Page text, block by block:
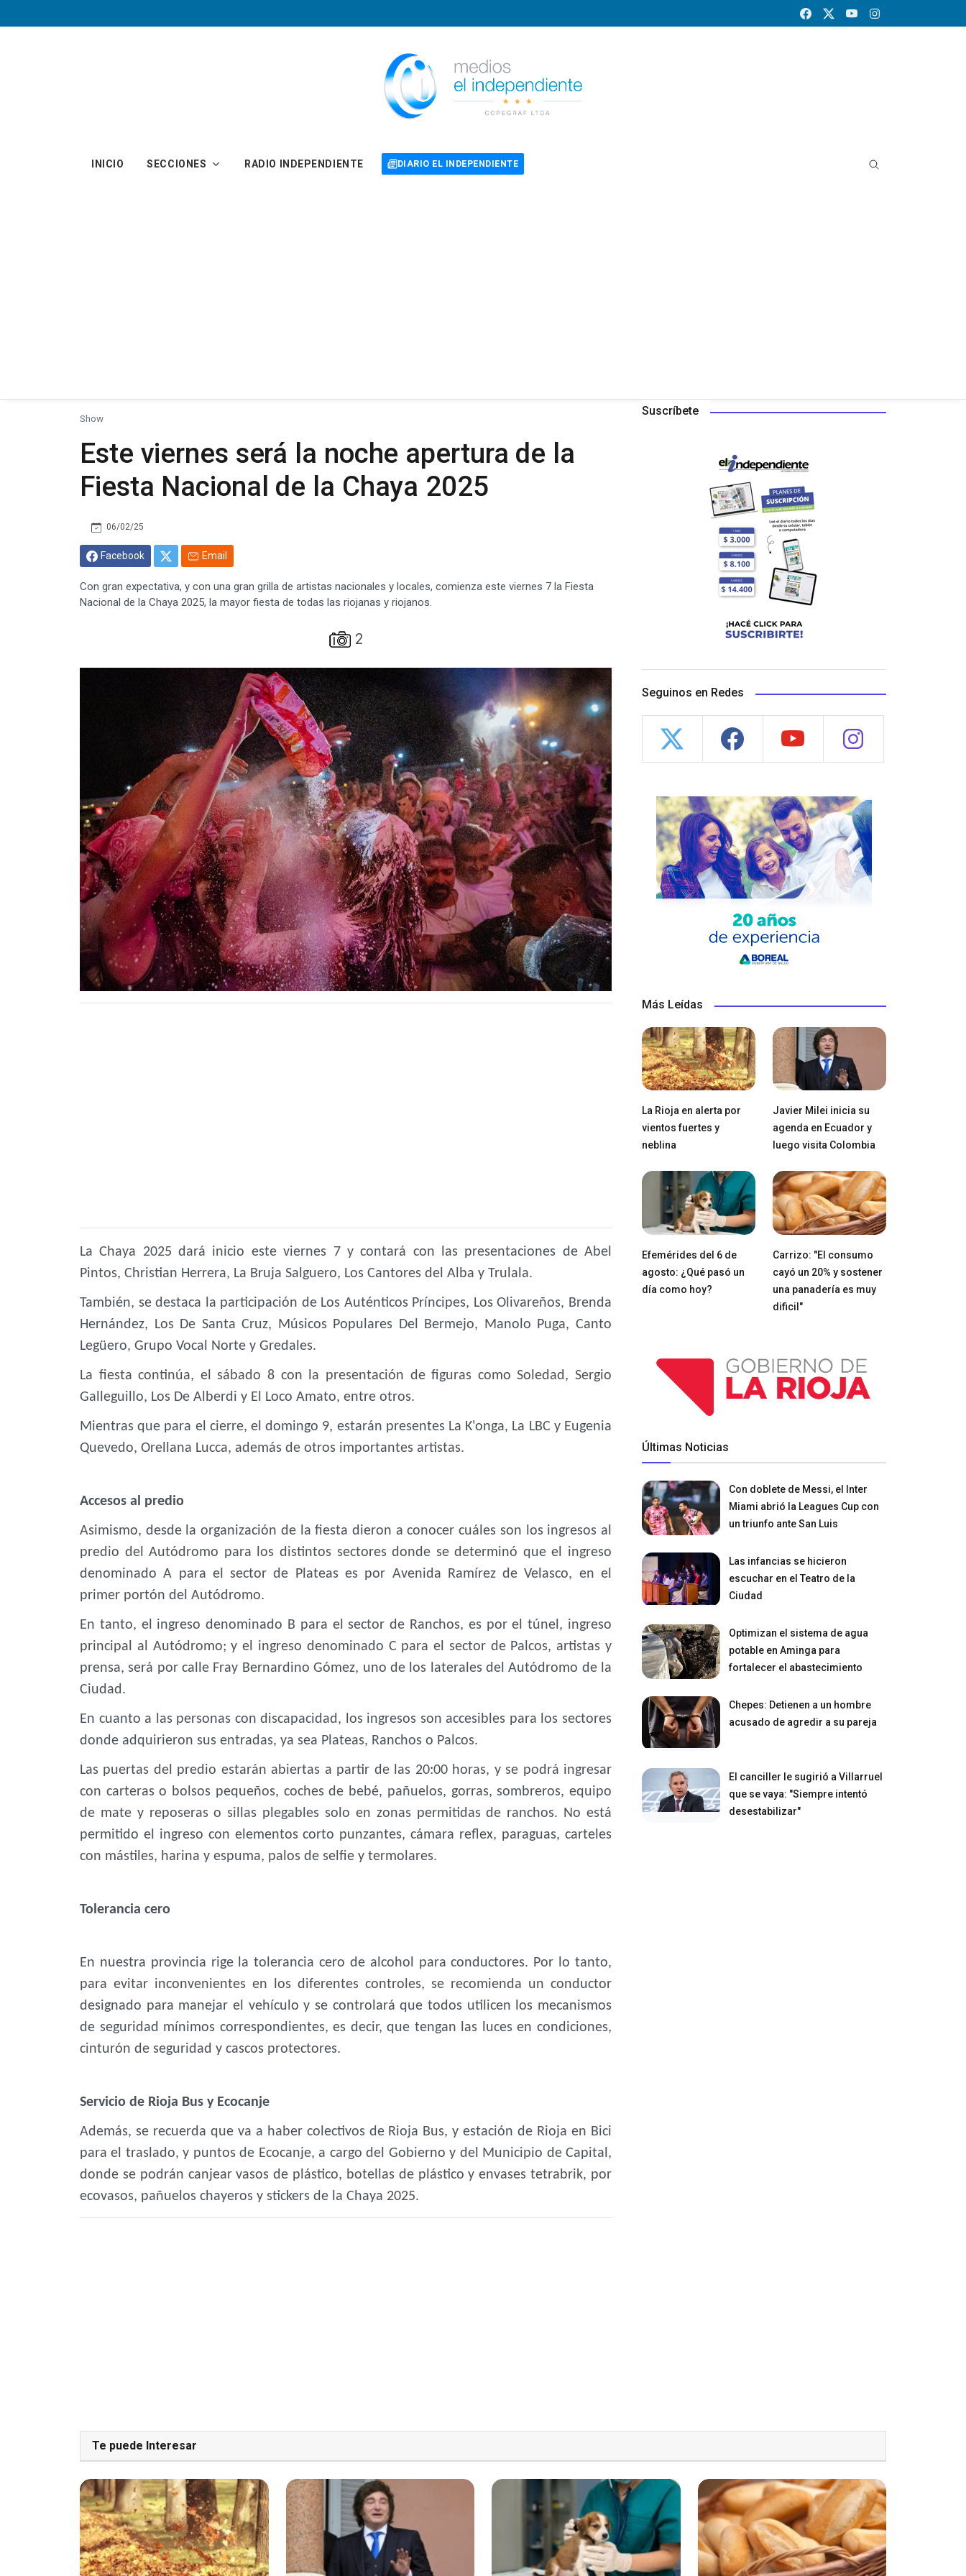
INICIO SECCIONES RADIO INDEPENDIENTE DIARIO EL INDEPENDIENTE
Show
Este viernes será la noche apertura de la
Fiesta Nacional de la Chaya 2025
06/02/25
Facebook Email
Con gran expectativa, y con una gran grilla de artistas nacionales y locales, comienza este viernes 7 la Fiesta
Nacional de la Chaya 2025, la mayor fiesta de todas las riojanas y riojanos.
2
La Chaya 2025 dará inicio este viernes 7 y contará con las presentaciones de Abel
Pintos, Christian Herrera, La Bruja Salguero, Los Cantores del Alba y Trulala.
También, se destaca la participación de Los Auténticos Príncipes, Los Olivareños, Brenda
Hernández, Los De Santa Cruz, Músicos Populares Del Bermejo, Manolo Puga, Canto
Legüero, Grupo Vocal Norte y Gredales.
La fiesta continúa, el sábado 8 con la presentación de figuras como Soledad, Sergio
Galleguillo, Los De Alberdi y El Loco Amato, entre otros.
Mientras que para el cierre, el domingo 9, estarán presentes La K'onga, La LBC y Eugenia
Quevedo, Orellana Lucca, además de otros importantes artistas.
Accesos al predio
Asimismo, desde la organización de la fiesta dieron a conocer cuáles son los ingresos al
predio del Autódromo para los distintos sectores donde se determinó que el ingreso
denominado A para el sector de Plateas es por Avenida Ramírez de Velasco, en el
primer portón del Autódromo.
En tanto, el ingreso denominado B para el sector de Ranchos, es por el túnel, ingreso
principal al Autódromo; y el ingreso denominado C para el sector de Palcos, artistas y
prensa, será por calle Fray Bernardino Gómez, uno de los laterales del Autódromo de la
Ciudad.
En cuanto a las personas con discapacidad, los ingresos son accesibles para los sectores
donde adquirieron sus entradas, ya sea Plateas, Ranchos o Palcos.
Las puertas del predio estarán abiertas a partir de las 20:00 horas, y se podrá ingresar
con carteras o bolsos pequeños, coches de bebé, pañuelos, gorras, sombreros, equipo
de mate y reposeras o sillas plegables solo en zonas permitidas de ranchos. No está
permitido el ingreso con elementos corto punzantes, cámara reflex, paraguas, carteles
con mástiles, harina y espuma, palos de selfie y termolares.
Tolerancia cero
En nuestra provincia rige la tolerancia cero de alcohol para conductores. Por lo tanto,
para evitar inconvenientes en los diferentes controles, se recomienda un conductor
designado para manejar el vehículo y se controlará que todos utilicen los mecanismos
de seguridad mínimos correspondientes, es decir, que tengan las luces en condiciones,
cinturón de seguridad y cascos protectores.
Servicio de Rioja Bus y Ecocanje
Además, se recuerda que va a haber colectivos de Rioja Bus, y estación de Rioja en Bici
para el traslado, y puntos de Ecocanje, a cargo del Gobierno y del Municipio de Capital,
donde se podrán canjear vasos de plástico, botellas de plástico y envases tetrabrik, por
ecovasos, pañuelos chayeros y stickers de la Chaya 2025.
Suscríbete
Seguinos en Redes
Más Leídas
La Rioja en alerta por
vientos fuertes y
neblina
Javier Milei inicia su
agenda en Ecuador y
luego visita Colombia
Efemérides del 6 de
agosto: ¿Qué pasó un
día como hoy?
Carrizo: "El consumo
cayó un 20% y sostener
una panadería es muy
dificil"
Últimas Noticias
Con doblete de Messi, el Inter
Miami abrió la Leagues Cup con
un triunfo ante San Luis
Las infancias se hicieron
escuchar en el Teatro de la
Ciudad
Optimizan el sistema de agua
potable en Aminga para
fortalecer el abastecimiento
Chepes: Detienen a un hombre
acusado de agredir a su pareja
El canciller le sugirió a Villarruel
que se vaya: "Siempre intentó
desestabilizar"
Te puede Interesar